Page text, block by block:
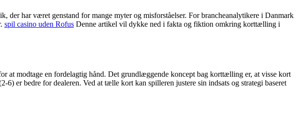
har været genstand for mange myter og misforståelser. For brancheanalytikere i Danmark
spil casino uden Rofus Denne artikel vil dykke ned i fakta og fiktion omkring korttælling i
at modtage en fordelagtig hånd. Det grundlæggende koncept bag korttælling er, at visse kort
er bedre for dealeren. Ved at tælle kort kan spilleren justere sin indsats og strategi baseret